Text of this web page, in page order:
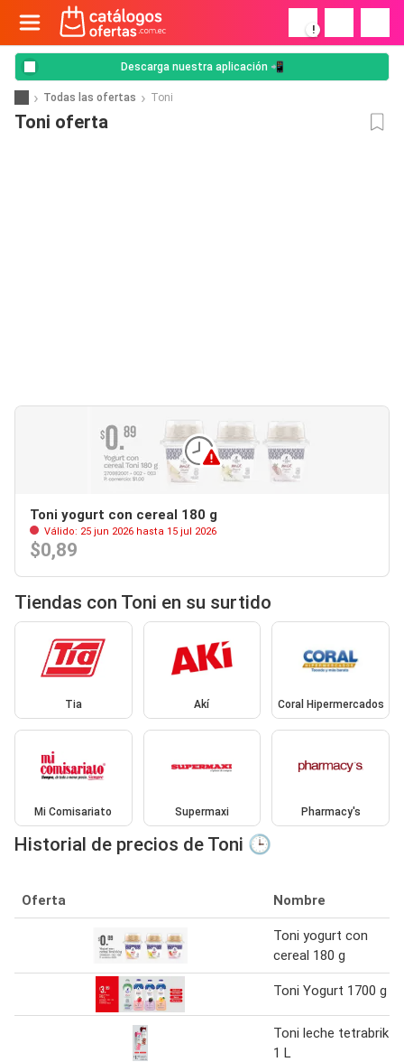
!
Descarga nuestra aplicación 📲
Todas las ofertas Toni
Toni oferta
Toni yogurt con cereal 180 g
Válido: 25 jun 2026 hasta 15 jul 2026
$0,89
Tiendas con Toni en su surtido
Tia Akí Coral Hipermercados
Mi Comisariato Supermaxi Pharmacy's
Historial de precios de Toni 🕒
Oferta Nombre
Toni yogurt con
cereal 180 g
Toni Yogurt 1700 g
Toni leche tetrabrik
1 L